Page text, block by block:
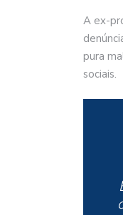
A ex-
pura
sociais.